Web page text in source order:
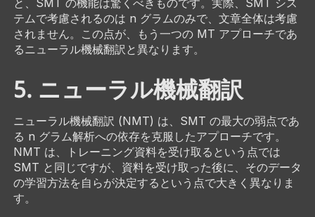
テムで考慮されるのは n グラムのみで、文章全体は考慮
されません。この点が、もう一つの MT アプローチであ
るニューラル機械翻訳と異なります。
5. ニューラル機械翻訳
ニューラル機械翻訳 (NMT) は、SMT の最大の弱点であ
る n グラム解析への依存を克服したアプローチです。
NMT は、トレーニング資料を受け取るという点では
SMT と同じですが、資料を受け取った後に、そのデータ
の学習方法を自らが決定するという点で大きく異なりま
す。